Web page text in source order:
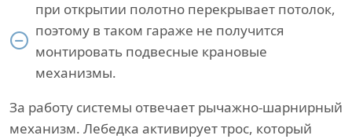
при открытии полотно перекрывает потолок,
поэтому в таком гараже не получится
монтировать подвесные крановые
механизмы.
За работу системы отвечает рычажно-шарнирный
механизм. Лебедка активирует трос, который